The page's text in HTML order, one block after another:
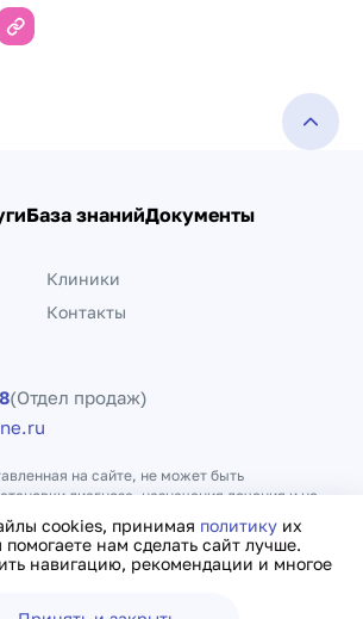
cookies, принимая политику их
нам сделать сайт лучше.
навигацию, рекомендации и многое
База знанийДокументы
Клиники
Контакты
(Отдел продаж)
на сайте, не может быть
диагноза, назначения лечения и не
Договор оферты